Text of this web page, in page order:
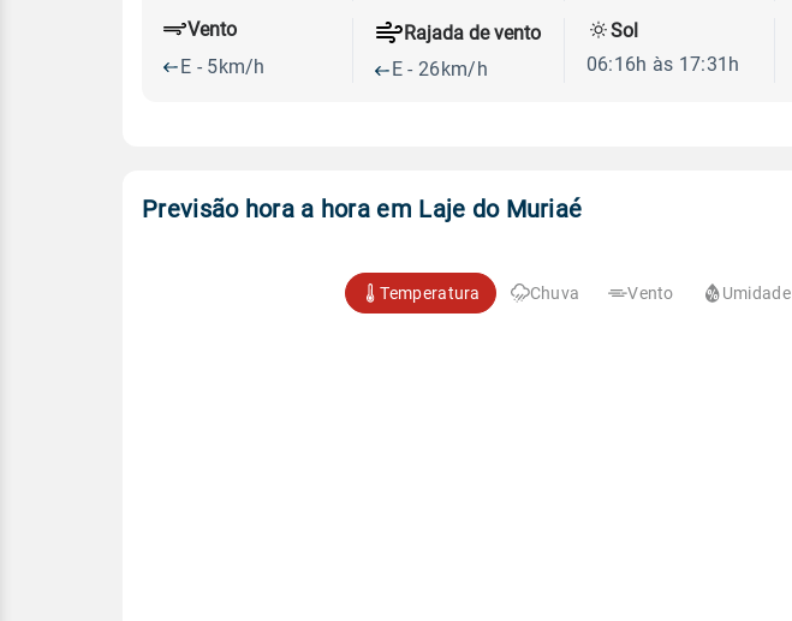
Vento
E - 5km/h
Rajada de vento
E - 26km/h
Sol
06:16h às 17:31h
Previsão hora a hora em Laje do Muriaé
Temperatura Chuva Vento Umidade